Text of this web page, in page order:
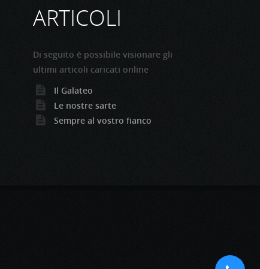
ARTICOLI
Di seguito è possibile visionare gli
ultimi articoli caricati online
Il Galateo
Le nostre sarte
Sempre al vostro fianco